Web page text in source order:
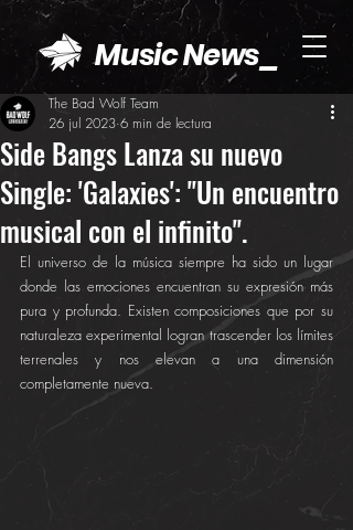
Music News_
Side Bangs Lanza su nuevo
Single: 'Galaxies': "Un encuentro
musical con el infinito".
The Bad Wolf Team
26 jul 2023 6 min de lectura
El universo de la música siempre ha sido un lugar
donde las emociones encuentran su expresión más
pura y profunda. Existen composiciones que por su
naturaleza experimental logran trascender los límites
terrenales y nos elevan a una dimensión
completamente nueva.